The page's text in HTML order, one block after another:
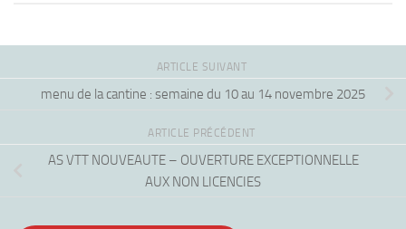
ARTICLE SUIVANT
menu de la cantine : semaine du 10 au 14 novembre 2025
ARTICLE PRÉCÉDENT
AS VTT NOUVEAUTE – OUVERTURE EXCEPTIONNELLE
AUX NON LICENCIES